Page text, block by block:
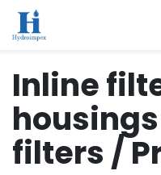
Přejít na obsah
Inline
filters /